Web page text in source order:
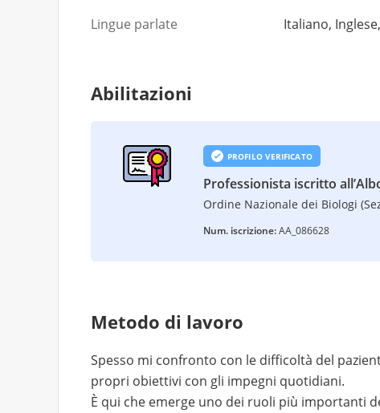
Lingue parlate
Italiano,
Abilitazioni
PROFILO VERIFICATO
Professionista iscritto
Ordine Nazionale dei Biologi
Num. iscrizione:AA_086628
Metodo di lavoro
Spesso mi confronto con le difficoltà del
propri obiettivi con gli impegni quotidiani.
È qui che emerge uno dei ruoli più importanti